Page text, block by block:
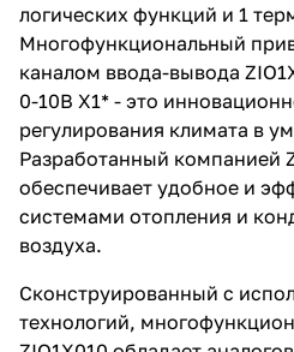
логических функций и 1
Многофункциональный
каналом ввода-вывода
0-10В Х1* - это
регулирования климата в
Разработанный компанией
обеспечивает удобное и
системами отопления и
воздуха.
Сконструированный с
технологий,